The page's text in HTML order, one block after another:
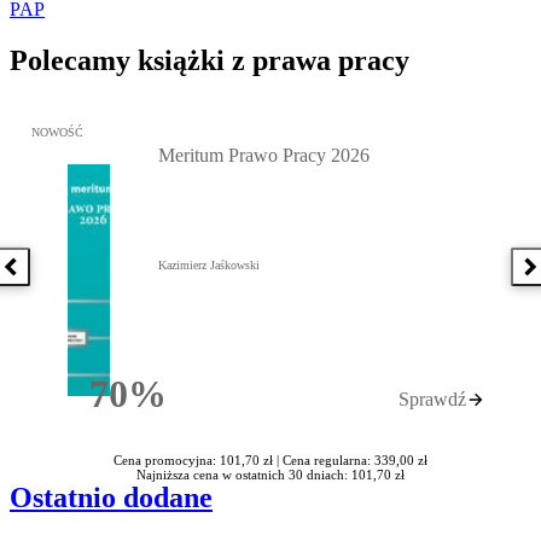
PAP
Polecamy książki z prawa pracy
Poprzednia książka
Przejdź do: Meritum Prawo Pracy 2026, Kazimierz Jaśkowski -
NOWOŚĆ
70%Rabatu
Meritum Prawo Pracy 2026
Kazimierz Jaśkowski
Sprawdź
Cena promocyjna: 101,70 zł | Cena regularna: 339,00 zł
Najniższa cena w ostatnich 30 dniach: 101,70 zł
Ostatnio dodane